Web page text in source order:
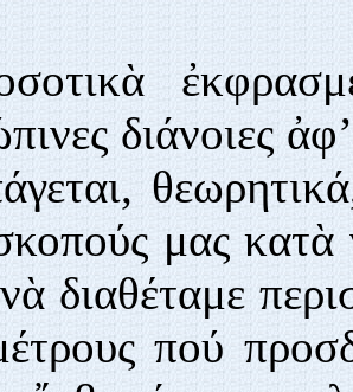
διάνοιες
μας κατὰ
διαθέταμε
πού